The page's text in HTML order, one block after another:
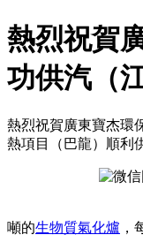
熱烈祝賀
功供汽（
熱烈祝賀廣東寶杰環
熱項目（巴龍）順利
該項
噸的生物質氣化爐 ，